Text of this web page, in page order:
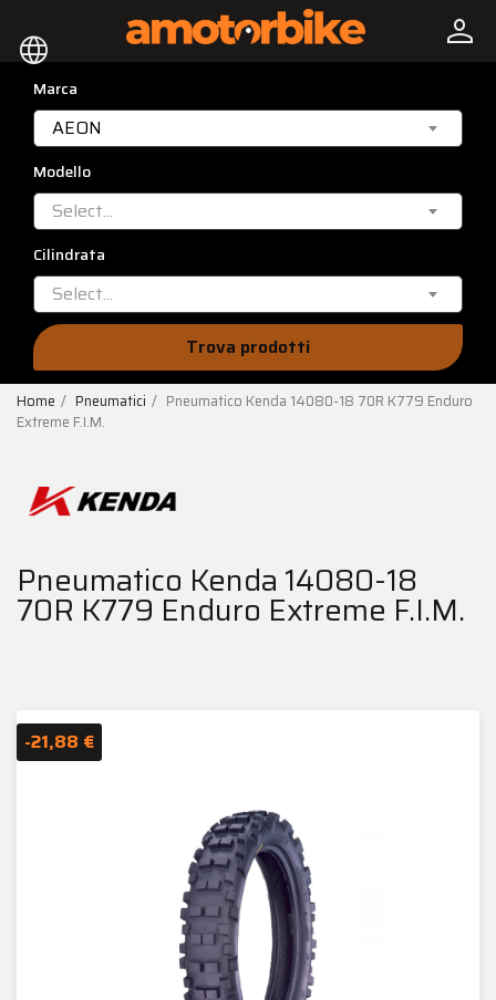
language person
Marca
AEON
Modello
Select...
Cilindrata
Select...
Trova prodotti
Home Pneumatici
Pneumatico Kenda 14080-18 70R K779 Enduro
Extreme F.I.M.
Pneumatico Kenda 14080-18
70R K779 Enduro Extreme F.I.M.
-21,88 €